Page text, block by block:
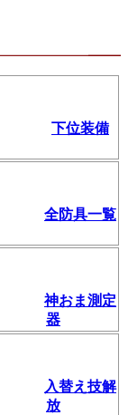
下位装備
全防具一覧
神おま測定
器
入替え技解
放